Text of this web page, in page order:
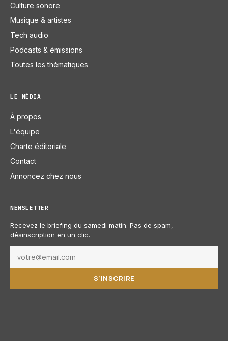
Culture sonore
Musique & artistes
Tech audio
Podcasts & émissions
Toutes les thématiques
LE MÉDIA
À propos
L'équipe
Charte éditoriale
Contact
Annoncez chez nous
NEWSLETTER
Recevez le briefing du samedi matin. Pas de spam,
désinscription en un clic.
S'INSCRIRE